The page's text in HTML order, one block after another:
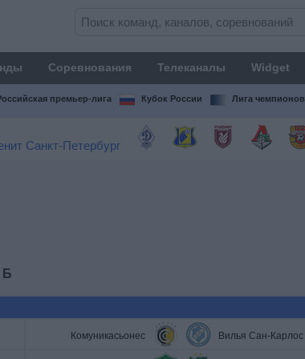
Соревнования Телеканалы Widget
премьер-лига Кубок России Лига чемпионов
Б
Комуникасьонес Вилья Сан-Карлос